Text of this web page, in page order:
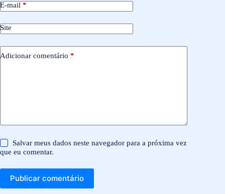
E-mail *
Site
Adicionar comentário *
Salvar meus dados neste navegador para a próxima vez
que eu comentar.
Publicar comentário